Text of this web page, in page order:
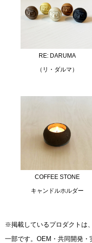
RE: DARUMA
（リ・ダルマ）
COFFEE STONE
キャンドルホルダー
※掲載しているプロダクトは
一部です。OEM・共同開発・